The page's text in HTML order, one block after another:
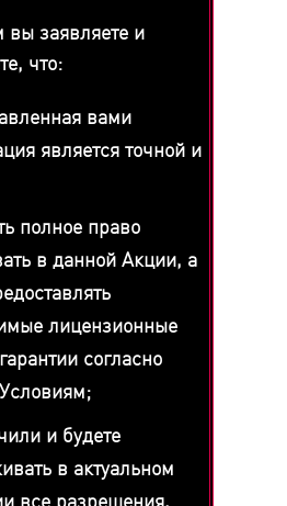
заявляете и
что:
вами
является точной и
полное право
в данной Акции, а
лицензионные
согласно
и будете
в актуальном
все разрешения,